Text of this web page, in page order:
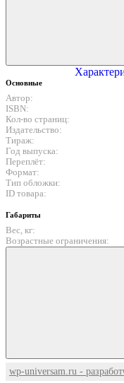
Основные
Автор:
ISBN:
Кол-во страниц:
Издательство:
Тираж:
Год выпуска:
Переплёт:
Формат:
Тип обложки:
ID товара:
Габариты
Вес, кг:
Возрастные ограничения:
wp-universam.ru -